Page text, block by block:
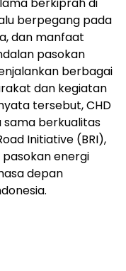
berkiprah di
berpegang pada
dan manfaat
pasokan
berbagai
dan kegiatan
tersebut, CHD
berkualitas
Initiative (BRI),
energi
depan